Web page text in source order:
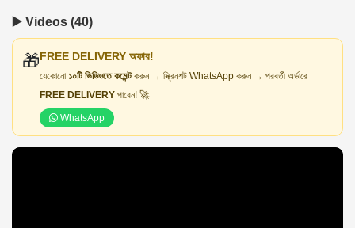
▶️ Videos (40)
🎁FREE DELIVERY অফার!
যেকোনো ১০টি ভিডিওতে কমেন্টকরুন → স্ক্রিনশট WhatsApp করুন → পরবর্তী অর্ডারে
FREE DELIVERY পাবেন! 🚀
WhatsApp